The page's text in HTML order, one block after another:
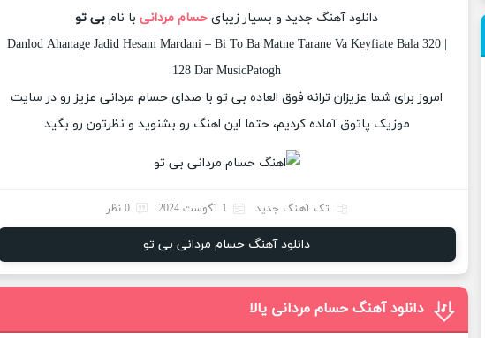
دانلود آهنگ جدید و بسیار زیبای حسام مردانیبا نام بی تو
Danlod Ahanage Jadid Hesam Mardani – Bi To Ba Matne Tarane Va Keyfiate Bala 320 |
128 Dar MusicPatogh
امروز برای شما عزیزان ترانه فوق العاده بی تو با صدای حسام مردانی عزیز رو در سایت
موزیک پاتوق آماده کردیم، حتما این اهنگ رو بشنوید و نظرتون رو بگید
تک آهنگ جدید 1 آگوست 2024 0 نظر
دانلود آهنگ حسام مردانی بی تو
دانلود آهنگ حسام مردانی یالا